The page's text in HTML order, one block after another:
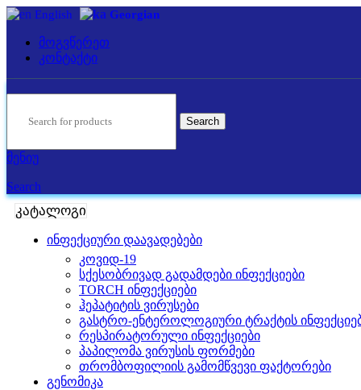
English Georgian
მოგვწერეთ
კონტაქტი
Search
მენიუ
Search
კატალოგი
ინფექციური დაავადებები
კოვიდ-19
სქესობრივად გადამდები ინფექციები
TORCH ინფექციები
ჰეპატიტის ვირუსები
გასტრო-ენტეროლოგიური ტრაქტის
რესპირატორული ინფექციები
პაპილომა ვირუსის ფორმები
თრომბოფილიის გამომწვევი ფაქტორები
გენომიკა